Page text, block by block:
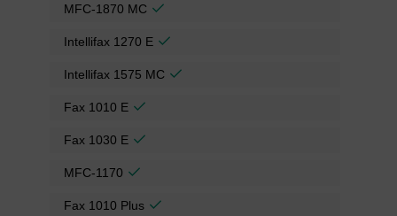
MFC-1870 MC
Intellifax 1270 E
Intellifax 1575 MC
Fax 1010 E
Fax 1030 E
MFC-1170
Fax 1010 Plus